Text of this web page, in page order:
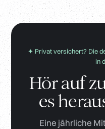
✦ Privat versichert? Die
in
Hör auf
es
Eine jährliche